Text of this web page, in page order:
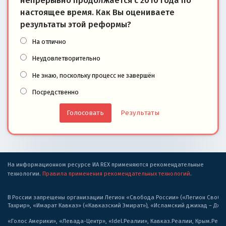
настоящее время. Как Вы оцениваете
результаты этой реформы?
На отлично
Неудовлетворительно
Не знаю, поскольку процесс не завершён
Посредственно
Результаты
На информационном ресурсе ИА REX применяются рекомендательные
технологии. Правила применения рекомендательных технологий.
В России запрещены организации Легион «Свобода России» («Легион
Тахрир», «Имарат Кавказ» («Кавказский Эмират»), «Исламский джихад –
«Голос Америки», «Левада-Центр», «Idel.Реалии», Кавказ.Реалии,